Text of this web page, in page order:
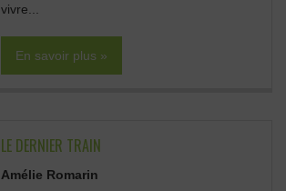
vivre...
En savoir plus »
LE DERNIER TRAIN
Amélie Romarin